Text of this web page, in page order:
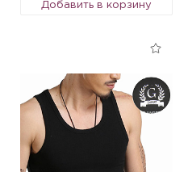
Добавить в корзину